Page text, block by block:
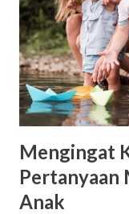
berbentuk; (1)
usul terjadinya
sejarah) (4) Epos
disampaikan dalam
Panjang naskah
Mengingat
Pertanyaan
Anak